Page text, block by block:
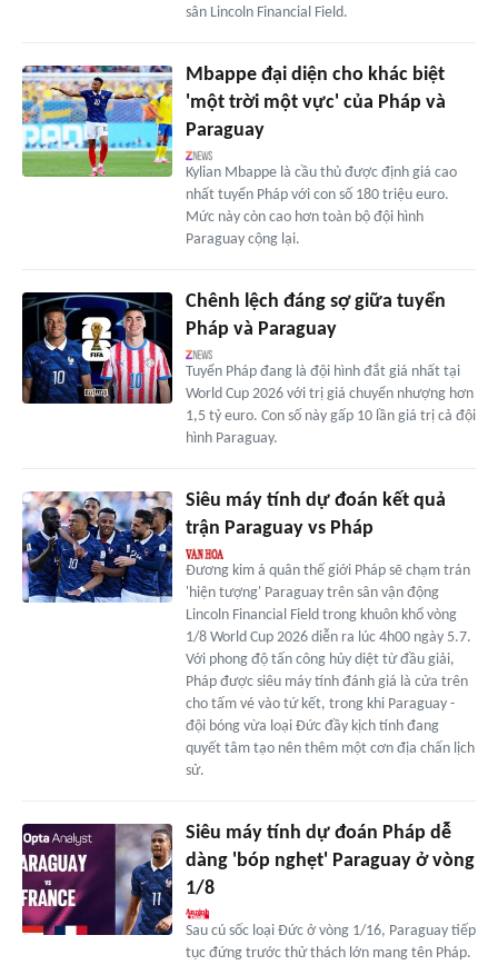
sân Lincoln Financial Field.
Mbappe đại diện cho khác biệt
'một trời một vực' của Pháp và
Paraguay
Kylian Mbappe là cầu thủ được định giá cao
nhất tuyển Pháp với con số 180 triệu euro.
Mức này còn cao hơn toàn bộ đội hình
Paraguay cộng lại.
Chênh lệch đáng sợ giữa tuyển
Pháp và Paraguay
Tuyển Pháp đang là đội hình đắt giá nhất tại
World Cup 2026 với trị giá chuyển nhượng hơn
1,5 tỷ euro. Con số này gấp 10 lần giá trị cả đội
hình Paraguay.
Siêu máy tính dự đoán kết quả
trận Paraguay vs Pháp
Đương kim á quân thế giới Pháp sẽ chạm trán
'hiện tượng' Paraguay trên sân vận động
Lincoln Financial Field trong khuôn khổ vòng
1/8 World Cup 2026 diễn ra lúc 4h00 ngày 5.7.
Với phong độ tấn công hủy diệt từ đầu giải,
Pháp được siêu máy tính đánh giá là cửa trên
cho tấm vé vào tứ kết, trong khi Paraguay -
đội bóng vừa loại Đức đầy kịch tính đang
quyết tâm tạo nên thêm một cơn địa chấn lịch
sử.
Siêu máy tính dự đoán Pháp dễ
dàng 'bóp nghẹt' Paraguay ở vòng
1/8
Sau cú sốc loại Đức ở vòng 1/16, Paraguay tiếp
tục đứng trước thử thách lớn mang tên Pháp.